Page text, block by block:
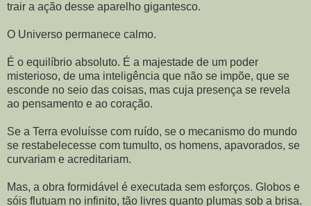
trair a ação desse aparelho gigantesco.
O Universo permanece calmo.
É o equilíbrio absoluto. É a majestade de um poder
misterioso, de uma inteligência que não se impõe, que se
esconde no seio das coisas, mas cuja presença se revela
ao pensamento e ao coração.
Se a Terra evoluísse com ruído, se o mecanismo do mundo
se restabelecesse com tumulto, os homens, apavorados, se
curvariam e acreditariam.
Mas, a obra formidável é executada sem esforços. Globos e
sóis flutuam no infinito, tão livres quanto plumas sob a brisa.